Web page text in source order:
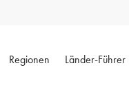
Regionen Länder-Führer